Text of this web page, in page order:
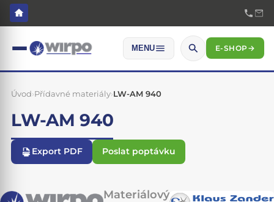
MENU E-SHOP→
Úvod›Přídavné materiály›LW-AM 940
LW-AM 940
Export PDF Poslat poptávku
Materiálový